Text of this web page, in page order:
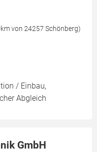
von 24257 Schönberg)
/ Einbau,
Abgleich
GmbH